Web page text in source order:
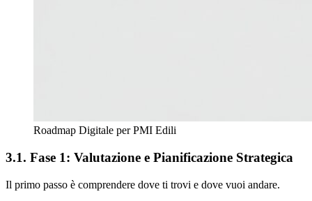
Roadmap Digitale per PMI Edili
3.1. Fase 1: Valutazione e Pianificazione Strategica
Il primo passo è comprendere dove ti trovi e dove vuoi andare.